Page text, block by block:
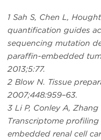
1 Sah S, Chen L,
quantification guides
sequencing mutation
paraffin-embedded
2013;5:77.
2 Blow N. Tissue
2007;448:959–63.
3 Li P, Conley A,
Transcriptome
embedded renal cell